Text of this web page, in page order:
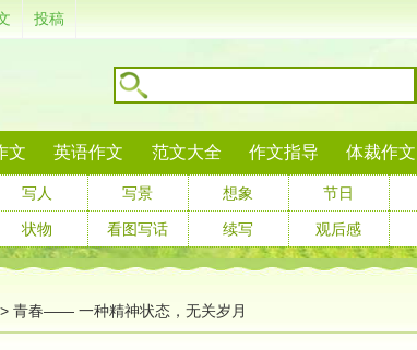
投稿
文 英语作文 范文大全 作文指导 体裁作文
写人 写景 想象 节日
状物 看图写话 续写 观后感
> 青春—— 一种精神状态，无关岁月